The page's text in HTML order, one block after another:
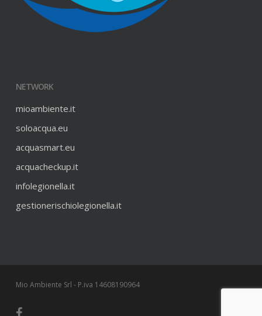
NETWORK
mioambiente.it
soloacqua.eu
acquasmart.eu
acquacheckup.it
infolegionella.it
gestionerischiolegionella.it
Mio Ambiente Srl - P.iva 14608190964
facebook